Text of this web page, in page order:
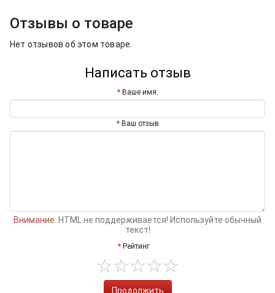
Отзывы о товаре
Нет отзывов об этом товаре.
Написать отзыв
Ваше имя:
Ваш отзыв
Внимание: HTML не поддерживается! Используйте обычный
текст!
Рейтинг
Продолжить